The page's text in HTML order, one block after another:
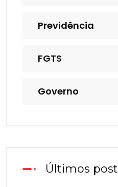
Previdência
FGTS
Governo
Últimos post